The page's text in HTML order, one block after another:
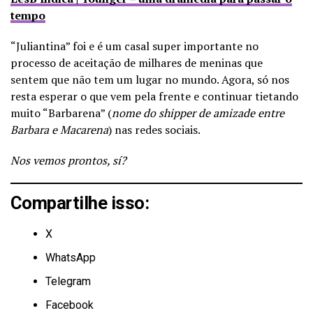
tempo
“Juliantina” foi e é um casal super importante no
processo de aceitação de milhares de meninas que
sentem que não tem um lugar no mundo. Agora, só nos
resta esperar o que vem pela frente e continuar tietando
muito “Barbarena” (nome do shipper de amizade entre
Barbara e Macarena) nas redes sociais.
Nos vemos prontos, sí?
Compartilhe isso:
X
WhatsApp
Telegram
Facebook